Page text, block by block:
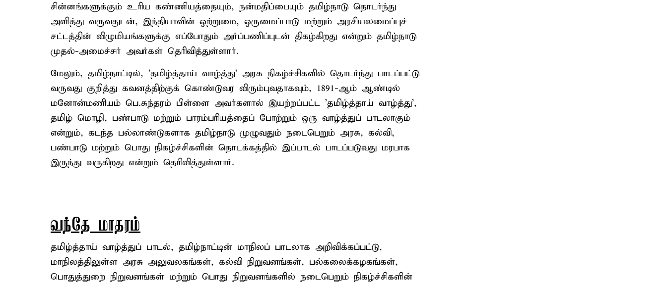
சின்னங்களுக்கும் உரிய கண்ணியத்தையும், நன்மதிப்பையும் தமிழ்நாடு தொடர்ந்து
அளித்து வருவதுடன், இந்தியாவின் ஒற்றுமை, ஒருமைப்பாடு மற்றும் அரசியலமைப்புச்
சட்டத்தின் விழுமியங்களுக்கு எப்போதும் அர்ப்பணிப்புடன் திகழ்கிறது என்றும் தமிழ்நாடு
முதல்-அமைச்சர் அவர்கள் தெரிவித்துள்ளார்.
மேலும், தமிழ்நாட்டில், 'தமிழ்த்தாய் வாழ்த்து' அரசு நிகழ்ச்சிகளில் தொடர்ந்து பாடப்பட்டு
வருவது குறித்து கவனத்திற்குக் கொண்டுவர விரும்புவதாகவும், 1891-ஆம் ஆண்டில்
மனோன்மணியம் பெ.சுந்தரம் பிள்ளை அவர்களால் இயற்றப்பட்ட 'தமிழ்த்தாய் வாழ்த்து',
தமிழ் மொழி, பண்பாடு மற்றும் பாரம்பரியத்தைப் போற்றும் ஒரு வாழ்த்துப் பாடலாகும்
என்றும், கடந்த பல்லாண்டுகளாக தமிழ்நாடு முழுவதும் நடைபெறும் அரசு, கல்வி,
பண்பாடு மற்றும் பொது நிகழ்ச்சிகளின் தொடக்கத்தில் இப்பாடல் பாடப்படுவது மரபாக
இருந்து வருகிறது என்றும் தெரிவித்துள்ளார்.
வந்தே மாதரம்
தமிழ்த்தாய் வாழ்த்துப் பாடல், தமிழ்நாட்டின் மாநிலப் பாடலாக அறிவிக்கப்பட்டு,
மாநிலத்திலுள்ள அரசு அலுவலகங்கள், கல்வி நிறுவனங்கள், பல்கலைக்கழகங்கள்,
பொதுத்துறை நிறுவனங்கள் மற்றும் பொது நிறுவனங்களில் நடைபெறும் நிகழ்ச்சிகளின்